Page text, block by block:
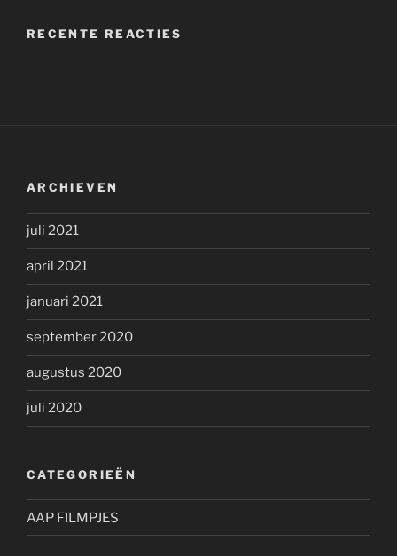
RECENTE REACTIES
ARCHIEVEN
juli 2021
april 2021
januari 2021
september 2020
augustus 2020
juli 2020
CATEGORIEËN
AAP FILMPJES